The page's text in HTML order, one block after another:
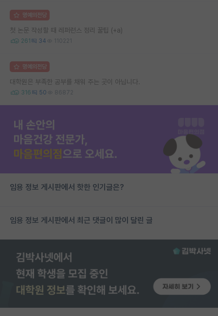
명예의전당
첫 논문 작성할 때 레퍼런스 정리 꿀팁 (+a)
261 34 110221
명예의전당
대학원은 부족한 공부를 채워 주는 곳이 아닙니다.
316 50 86872
임용 정보 게시판에서 핫한 인기글은?
임용 정보 게시판에서 최근 댓글이 많이 달린 글